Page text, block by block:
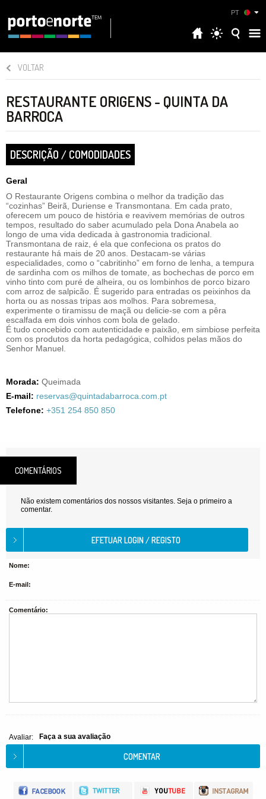
PT
VOLTAR
RESTAURANTE ORIGENS - QUINTA DA
BARROCA
DESCRIÇÃO / COMODIDADES
Geral
O Restaurante Origens combina o melhor da tradição das
“cozinhas” Beirã, Duriense e Transmontana. Em cada prato,
oferecem um pouco de história e reavivem memórias de outros
tempos, resultado do saber acumulado pela Dona Anabela ao
longo de uma vida dedicada à gastronomia tradicional.
Transmontana de raiz, é ela que confeciona os pratos do
restaurante há mais de 20 anos. Destacam-se várias
especialidades, como o “cabritinho” em forno de lenha, a tempura
de sardinha com os milhos de tomate, as bochechas de porco em
vinho tinto com puré de alheira, ou os lombinhos de porco bizaro
com arroz de salpicão. É sugerido para entradas os peixinhos da
horta ou as nossas tripas aos molhos. Para sobremesa,
experimente o tiramissu de maçã ou delicie-se com a pêra
escalfada em dois vinhos com bola de gelado.
É tudo concebido com autenticidade e paixão, em simbiose perfeita
com os produtos da horta pedagógica, colhidos pelas mãos do
Senhor Manuel.
Morada: Queimada
E-mail: reservas@quintadabarroca.com.pt
Telefone: +351 254 850 850
COMENTÁRIOS
Não existem comentários dos nossos visitantes. Seja o primeiro a
comentar.
Nome:
E-mail:
Comentário:
Avaliar: Faça a sua avaliação